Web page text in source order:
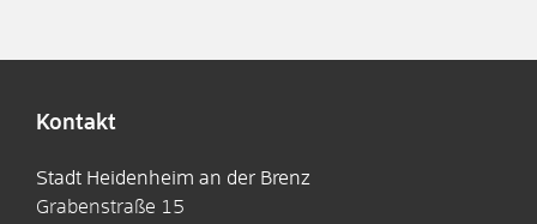
Kontakt
Stadt Heidenheim an der Brenz
Grabenstraße 15